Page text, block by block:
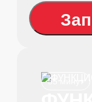
55 минут